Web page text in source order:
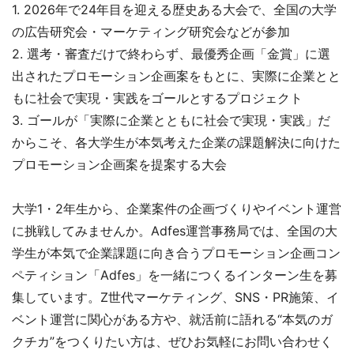
1. 2026年で24年目を迎える歴史ある大会で、全国の大学
の広告研究会・マーケティング研究会などが参加
2. 選考・審査だけで終わらず、最優秀企画「金賞」に選
出されたプロモーション企画案をもとに、実際に企業とと
もに社会で実現・実践をゴールとするプロジェクト
3. ゴールが「実際に企業とともに社会で実現・実践」だ
からこそ、各大学生が本気考えた企業の課題解決に向けた
プロモーション企画案を提案する大会
大学1・2年生から、企業案件の企画づくりやイベント運営
に挑戦してみませんか。Adfes運営事務局では、全国の大
学生が本気で企業課題に向き合うプロモーション企画コン
ペティション「Adfes」を一緒につくるインターン生を募
集しています。Z世代マーケティング、SNS・PR施策、イ
ベント運営に関心がある方や、就活前に語れる“本気のガ
クチカ”をつくりたい方は、ぜひお気軽にお問い合わせく